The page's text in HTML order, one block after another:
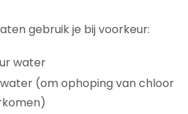
gebruik je bij voorkeur:
water
(om ophoping van chloor